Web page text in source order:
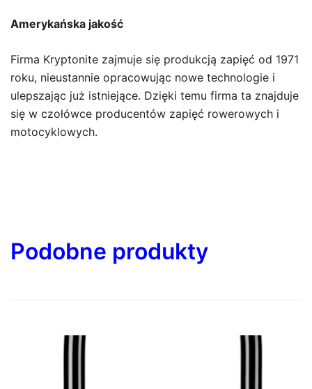
Amerykańska jakość
Firma Kryptonite zajmuje się produkcją zapięć od 1971
roku, nieustannie opracowując nowe technologie i
ulepszając już istniejące. Dzięki temu firma ta znajduje
się w czołówce producentów zapięć rowerowych i
motocyklowych.
Podobne produkty